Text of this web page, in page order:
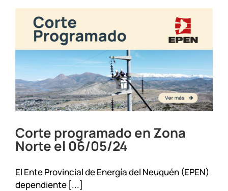
Corte programado en Zona
Norte el 06/05/24
El Ente Provincial de Energía del Neuquén (EPEN)
dependiente [...]